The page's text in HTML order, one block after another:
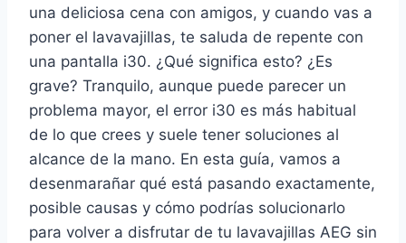
una deliciosa cena con amigos, y cuando vas a
poner el lavavajillas, te saluda de repente con
una pantalla i30. ¿Qué significa esto? ¿Es
grave? Tranquilo, aunque puede parecer un
problema mayor, el error i30 es más habitual
de lo que crees y suele tener soluciones al
alcance de la mano. En esta guía, vamos a
desenmarañar qué está pasando exactamente,
posible causas y cómo podrías solucionarlo
para volver a disfrutar de tu lavavajillas AEG sin